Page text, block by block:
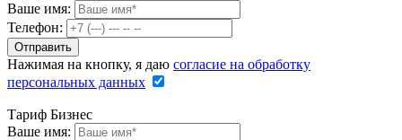
Ваше имя:
Телефон:
Нажимая на кнопку, я даю согласие на обработку
персональных данных
Тариф Бизнес
Ваше имя: